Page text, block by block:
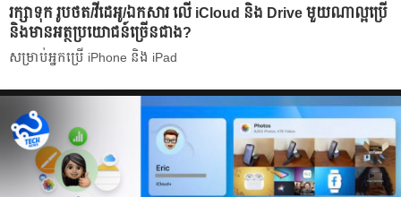
រក្សាទុក រូបថត/វីដេអូ/ឯកសារ លើ iCloud និង Drive មួយណាល្អប្រើ
និងមានអត្ថប្រយោជន៍ច្រើនជាង?
សម្រាប់អ្នកប្រើ iPhone និង iPad